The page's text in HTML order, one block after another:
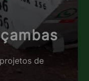
de